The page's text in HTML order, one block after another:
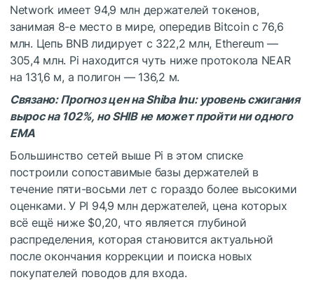
Network имеет 94,9 млн держателей токенов,
занимая 8-е место в мире, опередив Bitcoin с 76,6
млн. Цепь BNB лидирует с 322,2 млн, Ethereum —
305,4 млн. Pi находится чуть ниже протокола NEAR
на 131,6 м, а полигон — 136,2 м.
Связано: Прогноз цен на Shiba Inu: уровень сжигания
вырос на 102%, но SHIB не может пройти ни одного
EMA
Большинство сетей выше Pi в этом списке
построили сопоставимые базы держателей в
течение пяти-восьми лет с гораздо более высокими
оценками. У PI 94,9 млн держателей, цена которых
всё ещё ниже $0,20, что является глубиной
распределения, которая становится актуальной
после окончания коррекции и поиска новых
покупателей поводов для входа.